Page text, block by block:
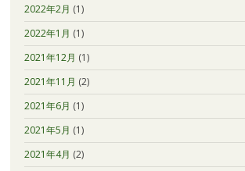
2022年2月 (1)
2022年1月 (1)
2021年12月 (1)
2021年11月 (2)
2021年6月 (1)
2021年5月 (1)
2021年4月 (2)